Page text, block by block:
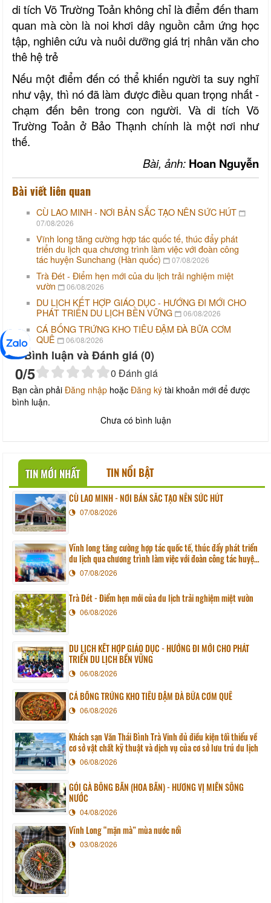
di tích Võ Trường Toản không chỉ là điểm đến tham
quan mà còn là noi khơi dây nguồn cảm ứng học
tập, nghiên cứu và nuôi dưỡng giá trị nhân văn cho
thê hệ trẻ
Nếu một điểm đến có thể khiến người ta suy nghĩ
như vậy, thì nó đã làm được điều quan trọng nhất -
chạm đến bên trong con người. Và di tích Võ
Trường Toản ở Bảo Thạnh chính là một nơi như
thế.
Bài, ảnh: Hoan Nguyễn
Bài viết liên quan
CÙ LAO MINH - NƠI BẢN SẮC TẠO NÊN SỨC HÚT
07/08/2026
Vĩnh long tăng cường hợp tác quốc tế, thúc đẩy phát
triển du lịch qua chương trình làm việc với đoàn công
tác huyện Sunchang (Hàn quốc)
07/08/2026
Trà Đét - Điểm hẹn mới của du lịch trải nghiệm miệt
vườn
06/08/2026
DU LỊCH KẾT HỢP GIÁO DỤC - HƯỚNG ĐI MỚI CHO
PHÁT TRIỂN DU LỊCH BỀN VỮNG
06/08/2026
CÁ BỐNG TRỨNG KHO TIÊU ĐẬM ĐÀ BỮA CƠM
QUÊ
06/08/2026
Bình luận và Đánh giá (0)
0/5 0 Đánh giá
Bạn cần phải Đăng nhập hoặc Đăng ký tài khoản mới để được
bình luận.
Chưa có bình luận
TIN MỚI NHẤT TIN NỔI BẬT
CÙ LAO MINH - NƠI BẢN SẮC TẠO NÊN SỨC HÚT
07/08/2026
Vĩnh long tăng cường hợp tác quốc tế, thúc đẩy phát triển
du lịch qua chương trình làm việc với đoàn công tác huyện
Sunchang (Hàn quốc)
07/08/2026
Trà Đét - Điểm hẹn mới của du lịch trải nghiệm miệt vườn
06/08/2026
DU LỊCH KẾT HỢP GIÁO DỤC - HƯỚNG ĐI MỚI CHO PHÁT
TRIỂN DU LỊCH BỀN VỮNG
06/08/2026
CÁ BỐNG TRỨNG KHO TIÊU ĐẬM ĐÀ BỮA CƠM QUÊ
06/08/2026
Khách sạn Văn Thái Bình Trà Vinh đủ điều kiện tối thiểu về
cơ sở vật chất kỹ thuật và dịch vụ của cơ sở lưu trú du lịch
06/08/2026
GỎI GÀ BÔNG BẦN (HOA BẦN) - HƯƠNG VỊ MIỀN SÔNG
NƯỚC
04/08/2026
Vĩnh Long “mặn mà” mùa nước nổi
03/08/2026